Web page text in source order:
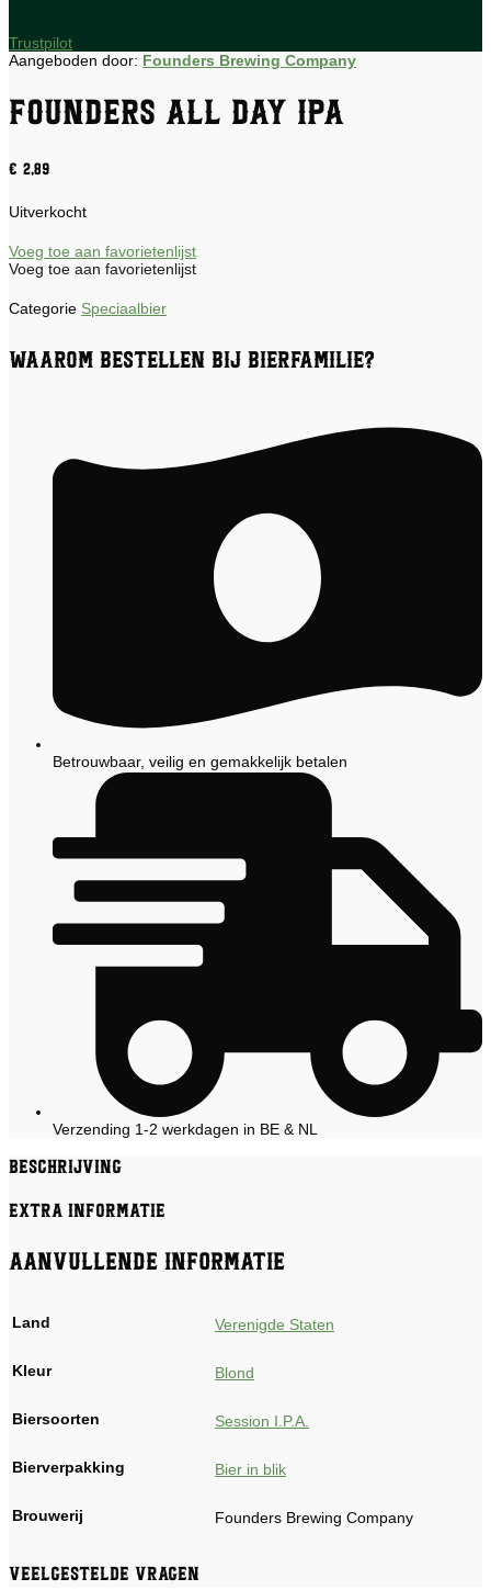
Trustpilot
Aangeboden door: Founders Brewing Company
Founders All Day IPA
€ 2,89
Uitverkocht
Voeg toe aan favorietenlijst
Voeg toe aan favorietenlijst
Categorie Speciaalbier
Waarom bestellen bij Bierfamilie?
Betrouwbaar, veilig en gemakkelijk betalen
Verzending 1-2 werkdagen in BE & NL
Beschrijving
Extra informatie
Aanvullende informatie
Land Verenigde Staten
Kleur Blond
Biersoorten Session I.P.A.
Bierverpakking Bier in blik
Brouwerij Founders Brewing Company
Veelgestelde vragen